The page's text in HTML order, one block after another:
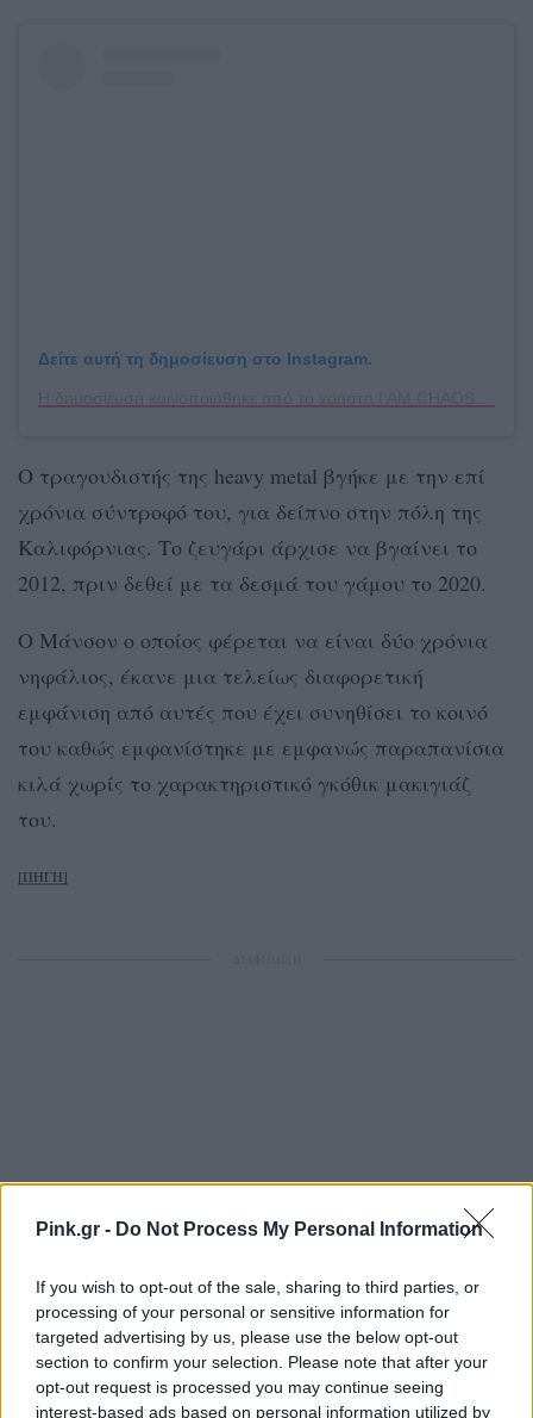
Pink.gr - Do Not Process My Personal Information
If you wish to opt-out of the sale, sharing to third parties, or
processing of your personal or sensitive information for
targeted advertising by us, please use the below opt-out
section to confirm your selection. Please note that after your
opt-out request is processed you may continue seeing
interest-based ads based on personal information utilized by
Δείτε αυτή τη δημοσίευση στο Instagram.
Ο τραγουδιστής της heavy metal βγήκε με την επί
χρόνια σύντροφό του, για δείπνο στην πόλη της
Καλιφόρνιας. Το ζευγάρι άρχισε να βγαίνει το
2012, πριν δεθεί με τα δεσμά του γάμου το 2020.
Ο Μάνσον ο οποίος φέρεται να είναι δύο χρόνια
νηφάλιος, έκανε μια τελείως διαφορετική
εμφάνιση από αυτές που έχει συνηθίσει το κοινό
του καθώς εμφανίστηκε με εμφανώς παραπανίσια
κιλά χωρίς το χαρακτηριστικό γκόθικ μακιγιάζ
του.
[ΠΗΓΗ]